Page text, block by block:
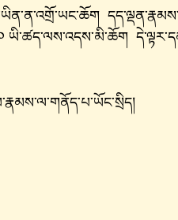
ཡི་ཚད་ལས་འདས་མི་ཆོག